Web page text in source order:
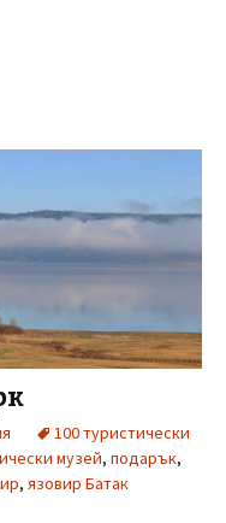
100 туристически
музей, подарък,
, язовир Батак